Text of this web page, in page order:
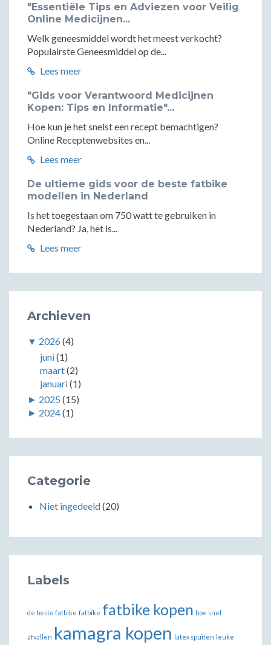
"Essentiële Tips en Adviezen voor Veilig
Online Medicijnen...
Welk geneesmiddel wordt het meest verkocht?
Populairste Geneesmiddel op de...
Lees meer
"Gids voor Verantwoord Medicijnen
Kopen: Tips en Informatie"...
Hoe kun je het snelst een recept bemachtigen?
Online Receptenwebsites en...
Lees meer
De ultieme gids voor de beste fatbike
modellen in Nederland
Is het toegestaan om 750 watt te gebruiken in
Nederland? Ja, het is...
Lees meer
Archieven
▼ 2026(4)
juni(1)
maart(2)
januari(1)
► 2025 (15)
► 2024(1)
Categorie
Niet ingedeeld(20)
Labels
de beste fatbike fatbike fatbike kopen hoe snel
afvallen kamagra kopen latex spuiten leuke